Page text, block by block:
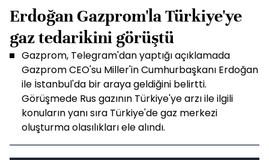
Erdoğan Gazprom'la Türkiye'ye
gaz tedarikini görüştü
Gazprom, Telegram'dan yaptığı açıklamada
Gazprom CEO'su Miller'in Cumhurbaşkanı Erdoğan
ile İstanbul'da bir araya geldiğini belirtti.
Görüşmede Rus gazının Türkiye'ye arzı ile ilgili
konuların yanı sıra Türkiye'de gaz merkezi
oluşturma olasılıkları ele alındı.